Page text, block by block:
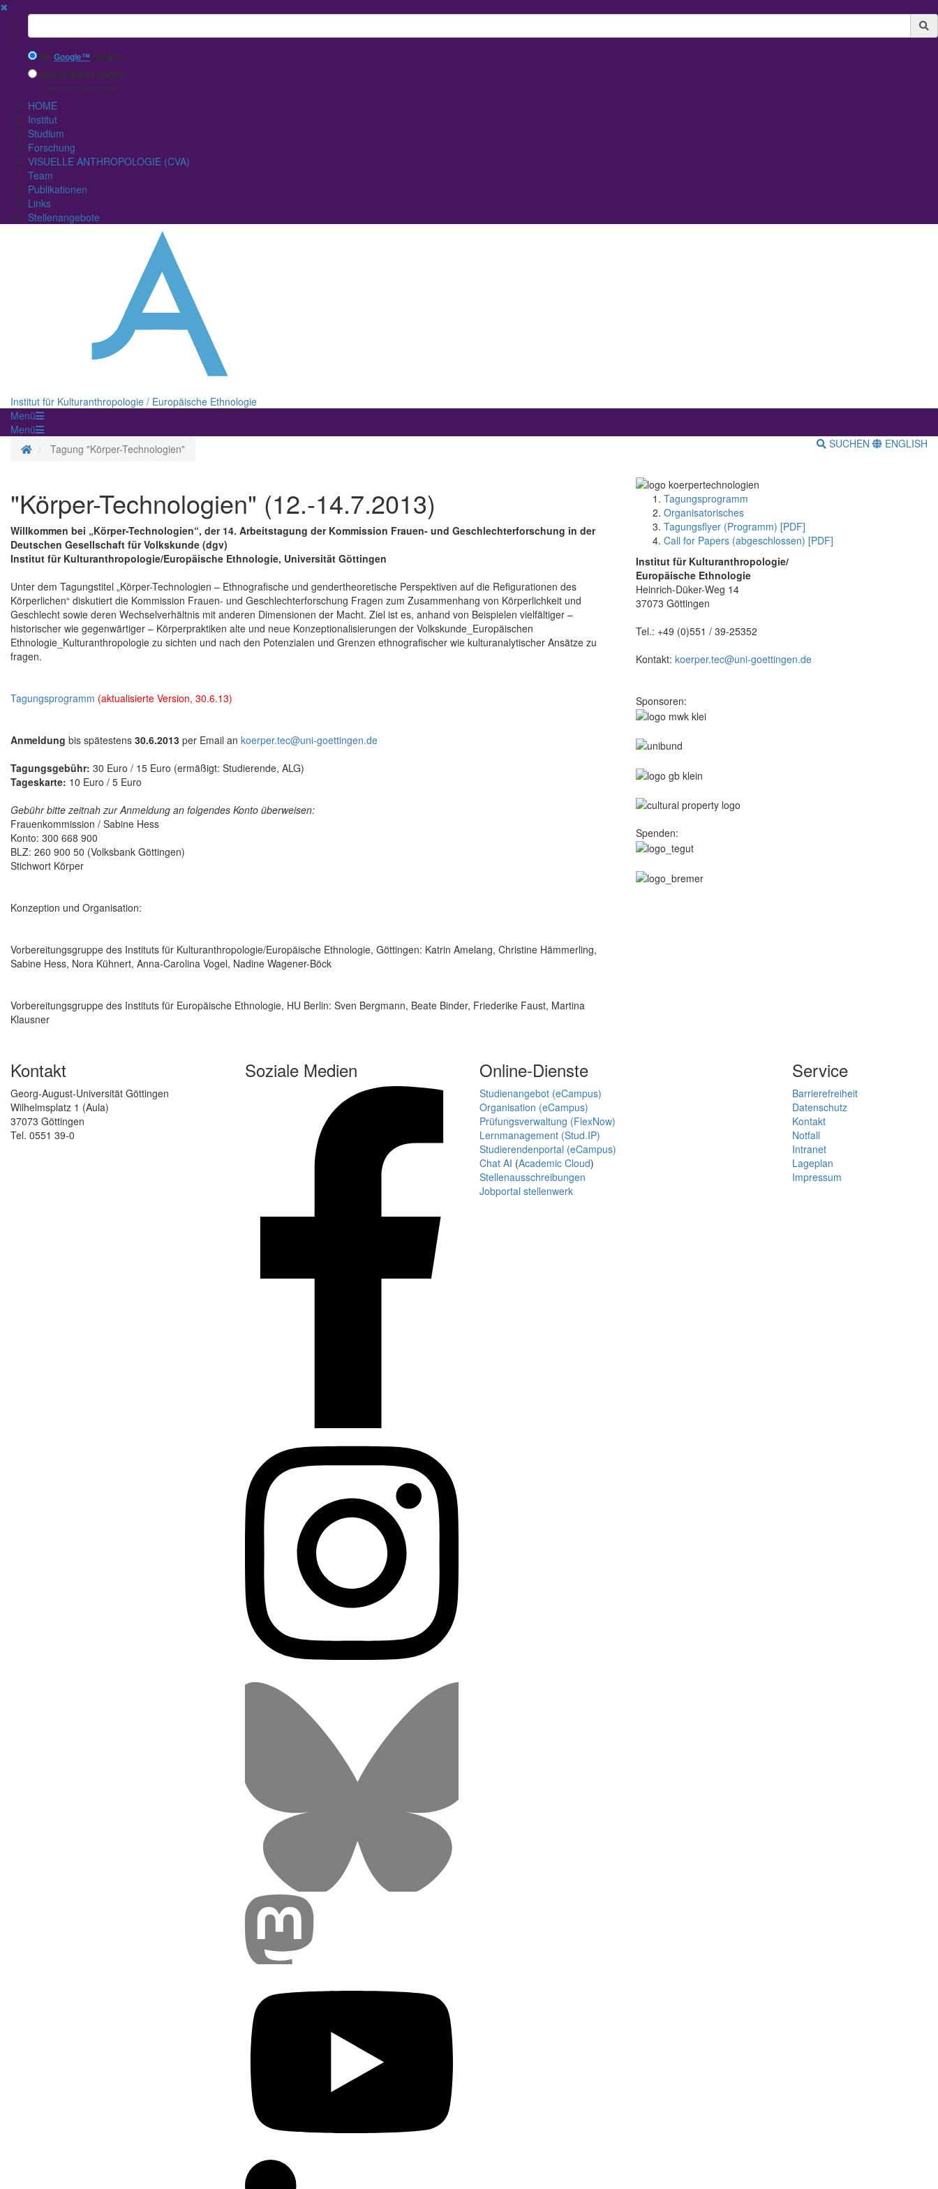
✖
Suchbegriff
MitGoogle™ suchen
Interne Suche nutzen
(eingeschränkte Ergebnisqualität)
HOME
Institut
Studium
Forschung
VISUELLE ANTHROPOLOGIE (CVA)
Team
Publikationen
Links
Stellenangebote
Institut für Kulturanthropologie / Europäische Ethnologie
Menü
Menü
StartseiteTagung "Körper-Technologien" SUCHEN ENGLISH
"Körper-Technologien" (12.-14.7.2013)
Willkommen bei „Körper-Technologien“, der 14. Arbeitstagung der Kommission Frauen- und Geschlechterforschung in der
Deutschen Gesellschaft für Volkskunde (dgv)
Institut für Kulturanthropologie/Europäische Ethnologie, Universität Göttingen
Unter dem Tagungstitel „Körper-Technologien – Ethnografische und gendertheoretische Perspektiven auf die Refigurationen des
Körperlichen“ diskutiert die Kommission Frauen- und Geschlechterforschung Fragen zum Zusammenhang von Körperlichkeit und
Geschlecht sowie deren Wechselverhältnis mit anderen Dimensionen der Macht. Ziel ist es, anhand von Beispielen vielfältiger –
historischer wie gegenwärtiger – Körperpraktiken alte und neue Konzeptionalisierungen der Volkskunde_Europäischen
Ethnologie_Kulturanthropologie zu sichten und nach den Potenzialen und Grenzen ethnografischer wie kulturanalytischer Ansätze zu
fragen.
Tagungsprogramm (aktualisierte Version, 30.6.13)
Anmeldung bis spätestens 30.6.2013 per Email an koerper.tec@uni-goettingen.de
Tagungsgebühr: 30 Euro / 15 Euro (ermäßigt: Studierende, ALG)
Tageskarte: 10 Euro / 5 Euro
Gebühr bitte zeitnah zur Anmeldung an folgendes Konto überweisen:
Frauenkommission / Sabine Hess
Konto: 300 668 900
BLZ: 260 900 50 (Volksbank Göttingen)
Stichwort Körper
Konzeption und Organisation:
Vorbereitungsgruppe des Instituts für Kulturanthropologie/Europäische Ethnologie, Göttingen: Katrin Amelang, Christine Hämmerling,
Sabine Hess, Nora Kühnert, Anna-Carolina Vogel, Nadine Wagener-Böck
Vorbereitungsgruppe des Instituts für Europäische Ethnologie, HU Berlin: Sven Bergmann, Beate Binder, Friederike Faust, Martina
Klausner
Tagungsprogramm
Organisatorisches
Tagungsflyer (Programm) [PDF]
Call for Papers (abgeschlossen) [PDF]
Institut für Kulturanthropologie/
Europäische Ethnologie
Heinrich-Düker-Weg 14
37073 Göttingen
Tel.: +49 (0)551 / 39-25352
Kontakt: koerper.tec@uni-goettingen.de
Sponsoren:
Spenden:
Kontakt
Georg-August-Universität Göttingen
Wilhelmsplatz 1 (Aula)
37073 Göttingen
Tel. 0551 39-0
Soziale Medien Online-Dienste
Studienangebot (eCampus)
Organisation (eCampus)
Prüfungsverwaltung (FlexNow)
Lernmanagement (Stud.IP)
Studierendenportal (eCampus)
Chat AI (Academic Cloud)
Stellenausschreibungen
Jobportal stellenwerk
Service
Barrierefreiheit
Datenschutz
Kontakt
Notfall
Intranet
Lageplan
Impressum